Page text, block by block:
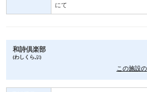
にて
和詩倶楽部
(わしくらぶ)
この施設